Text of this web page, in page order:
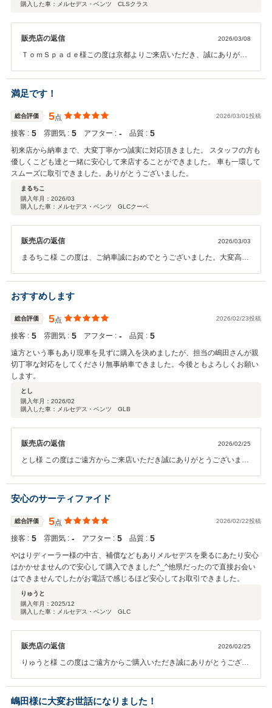
りがとうございました。 それと契約時から細やかにやりとりさせていただい
購入した車：メルセデス・ベンツ CLSクラス
販売店の返信 2026/03/08
ＴｏｍＳｐａｄｅ様この度は京都よりご来店いただき、誠にありがと
スタッフ一同大変嬉しく拝見させていただきました。 福井駅までお越
しいただき、短いお時間ではございましたが、お車やショールームの
雰囲気をお楽しみいただけたようで何よりでございます。 また、当日
はお迎えのお時間も含め温かくご対応いただき、心より感謝申し上げ
ます。 お車につきましてご不明点やご相談などございましたら、遠方
ではございますがいつでもお気軽にご連絡ください。 福井へお越しの
際は、ぜひまたお立ち寄りいただけますと幸いです。 この度は誠にあ
りがとうございました。 今後ともどうぞよろしくお願いいたします。
満足です！
総合評価 5点 2026/03/01投稿
接客 : 5 雰囲気 : 5 アフター : ‐ 品質 : 5
初来店から納車まで、大変丁寧かつ誠実に対応頂きました。 スタッフの方も
優しくこども達と一緒に安心して来店することができました。 車も一環して
スムーズに取引できました。ありがとうございました。
まるちこ
購入年月： 2026/03
購入した車：メルセデス・ベンツ GLCクーペ
販売店の返信 2026/03/03
まるちこ様 この度は、ご納車誠におめでとうございました。大変高評
かいお言葉を頂きましてスタッフ一同感謝申し上げます。新緑の季節
GLCクーペ・オパリスホワイトに乗って、ご家族様で楽しいドライブ
を楽しんで頂きたいと存じます。今後ともよろしくお願いいたしま
す。
おすすめします
総合評価 5点 2026/02/23投稿
接客 : 5 雰囲気 : 5 アフター : ‐ 品質 : 5
遠方という事もあり現車を見ずに購入を決めましたが、担当の嶋田さんが親
切丁寧な対応をしてくださり無事納車できました。今後ともよろしくお願い
します。
とし
購入年月： 2026/02
購入した車：メルセデス・ベンツ GLB
販売店の返信 2026/02/25
とし様 この度はご遠方からご来店いただき誠にありがとうございま
社をお選びいただき心より感謝申し上げます。 お車の操作方法やメン
テナンスなど、今後もサポートさせて頂きます。 素敵なドライブをお
安心のサーティファイド
総合評価 5点 2026/02/22投稿
接客 : 5 雰囲気 : ‐ アフター : 5 品質 : 5
やはりディーラー様の中古、補償などもありメルセデスを乗るにあたり安心
はかかせませんので安心して購入できました^_^他県だったので直接お会い
はできませんでしたがお電話で感じるほど安心してお取引できました。
りゅうと
購入年月： 2025/12
購入した車：メルセデス・ベンツ GLC
販売店の返信 2026/02/25
りゅうと様 この度はご遠方からご購入いただき誠にありがとうござい
す。 無事のご納車することができ心より嬉しく思います。 ご家族様と
素敵なカーライフをお過ごしください！ 今後ともよろしくお願いいた
嶋田様に大変お世話になりました！